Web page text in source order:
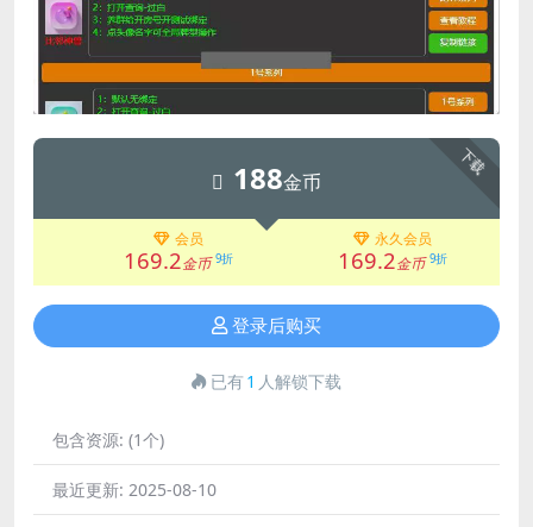
下载
188金币
会员
169.2金币 9折
永久会员
169.2金币 9折
登录后购买
已有1 人解锁下载
包含资源: (1个)
最近更新: 2025-08-10